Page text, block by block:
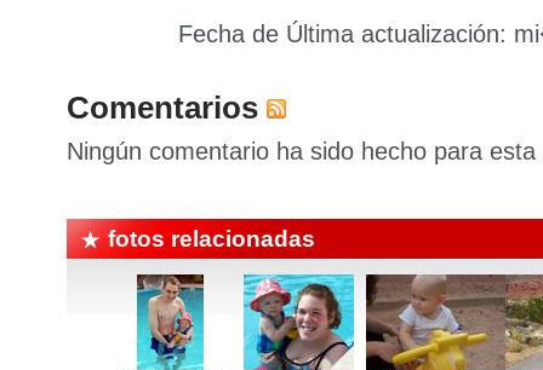
Fecha de Última actualización:
Comentarios
Ningún comentario ha sido hecho para esta
fotos relacionadas